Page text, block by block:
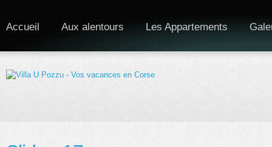
Accueil Aux alentours Les Appartements